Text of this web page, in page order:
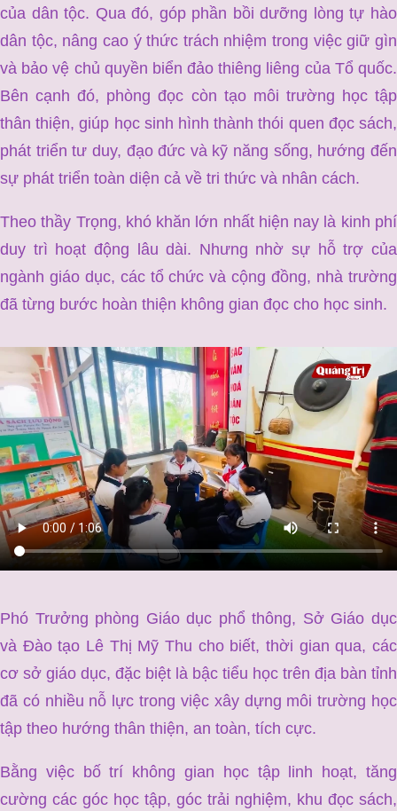
của dân tộc. Qua đó, góp phần bồi dưỡng lòng tự hào
dân tộc, nâng cao ý thức trách nhiệm trong việc giữ gìn
và bảo vệ chủ quyền biển đảo thiêng liêng của Tổ quốc.
Bên cạnh đó, phòng đọc còn tạo môi trường học tập
thân thiện, giúp học sinh hình thành thói quen đọc sách,
phát triển tư duy, đạo đức và kỹ năng sống, hướng đến
sự phát triển toàn diện cả về tri thức và nhân cách.
Theo thầy Trọng, khó khăn lớn nhất hiện nay là kinh phí
duy trì hoạt động lâu dài. Nhưng nhờ sự hỗ trợ của
ngành giáo dục, các tổ chức và cộng đồng, nhà trường
đã từng bước hoàn thiện không gian đọc cho học sinh.
Phó Trưởng phòng Giáo dục phổ thông, Sở Giáo dục
và Đào tạo Lê Thị Mỹ Thu cho biết, thời gian qua, các
cơ sở giáo dục, đặc biệt là bậc tiểu học trên địa bàn tỉnh
đã có nhiều nỗ lực trong việc xây dựng môi trường học
tập theo hướng thân thiện, an toàn, tích cực.
Bằng việc bố trí không gian học tập linh hoạt, tăng
cường các góc học tập, góc trải nghiệm, khu đọc sách,